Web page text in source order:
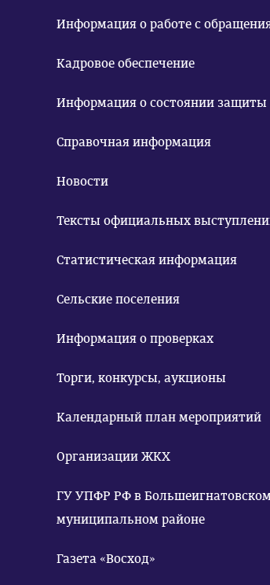
Информация о работе с
Кадровое обеспечение
Информация о состоянии защиты
Справочная информация
Новости
Тексты официальных
Статистическая информация
Сельские поселения
Информация о проверках
Торги, конкурсы, аукционы
Календарный план мероприятий
Организации ЖКХ
ГУ УПФР РФ в
муниципальном районе
Газета «Восход»